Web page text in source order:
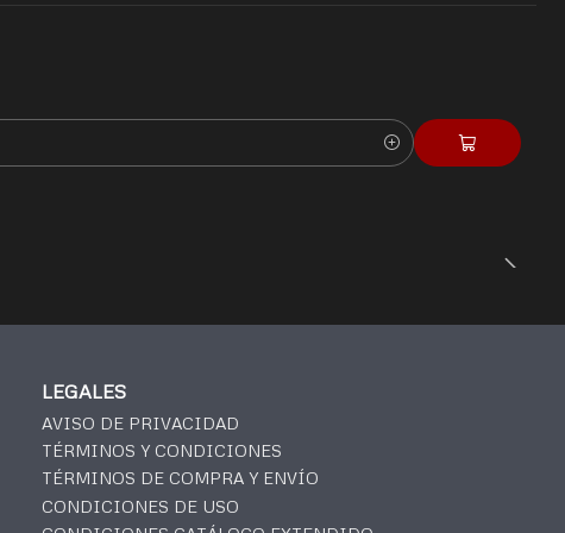
LEGALES
AVISO DE PRIVACIDAD
TÉRMINOS Y CONDICIONES
TÉRMINOS DE COMPRA Y ENVÍO
CONDICIONES DE USO